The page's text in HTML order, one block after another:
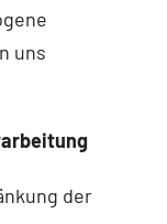
uns
der